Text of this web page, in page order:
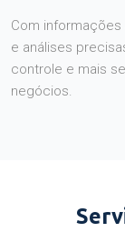
Com
e análises
controle e mais
negócios.